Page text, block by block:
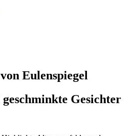
Eulenspiegel
Gesichter